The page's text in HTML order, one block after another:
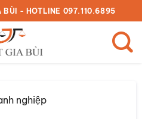
BÙI - HOTLINE 097.110.6895
nghiệp